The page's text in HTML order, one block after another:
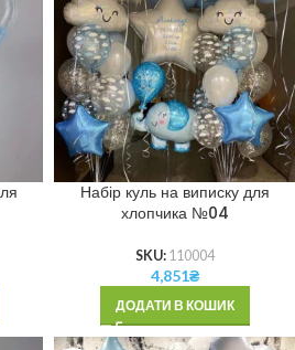
Набір куль на виписку для
хлопчика №04
SKU: 110004
4,851₴
ДОДАТИ В КОШИК